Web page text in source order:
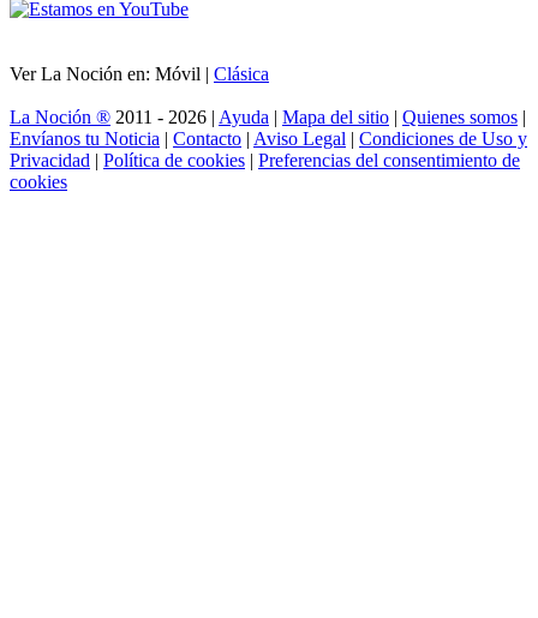
Ver La Noción en: Móvil | Clásica
La Noción ® 2011 - 2026 | Ayuda | Mapa del sitio | Quienes somos |
Envíanos tu Noticia | Contacto | Aviso Legal | Condiciones de Uso y
Privacidad | Política de cookies | Preferencias del consentimiento de
cookies